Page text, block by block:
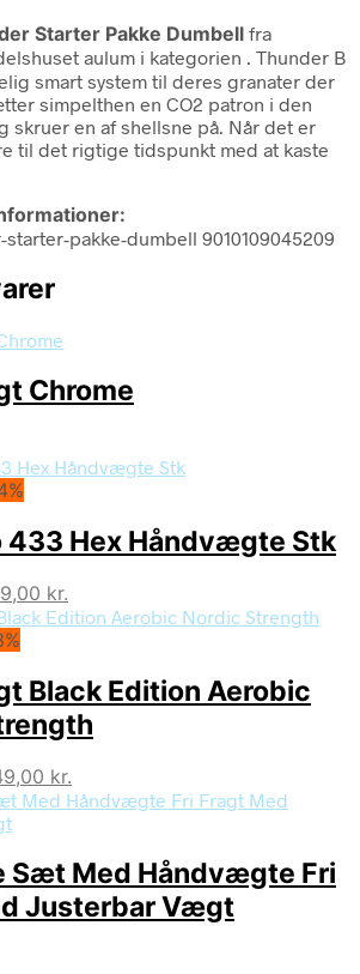
Starter Pakke Dumbell fra
aulum i kategorien . Thunder B
smart system til deres granater der
simpelthen en CO2 patron i den
skruer en af shellsne på. Når det er
til det rigtige tidspunkt med at kaste
pakke-dumbell 9010109045209
Chrome
433 Hex Håndvægte Stk
kr..
kr.
aktuelle
199,00 kr..
Black Edition Aerobic
kr..
kr.
aktuelle
349,00 kr..
Sæt Med Håndvægte Fri
Justerbar Vægt